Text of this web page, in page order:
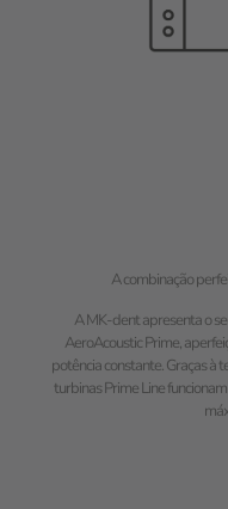
A combinação
A MK-dent apresenta o
AeroAcoustic Prime,
potência constante. Graças à
turbinas Prime Line